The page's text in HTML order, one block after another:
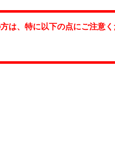
は、特に以下の点にご注意